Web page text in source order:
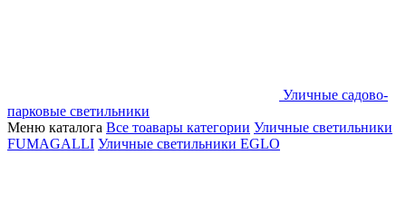
Уличные садово-
парковые светильники
Меню каталога Все тоавары категории Уличные светильники
FUMAGALLI Уличные светильники EGLO